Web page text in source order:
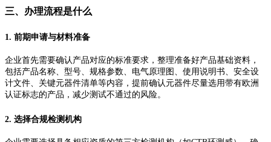
三、办理流程是什么
1. 前期申请与材料准备
企业首先需要确认产品对应的标准要求，整理准备好产品基础资料，
包括产品名称、型号、规格参数、电气原理图、使用说明书、安全设
计文件、关键元器件清单等内容，提前确认元器件尽量选用带有欧洲
认证标志的产品，减少测试不通过的风险。
2. 选择合规检测机构